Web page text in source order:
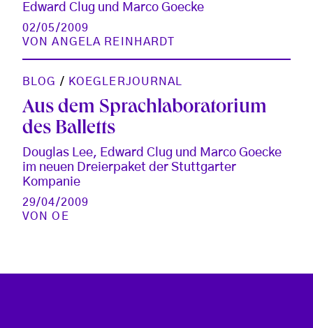
Edward Clug und Marco Goecke
02/05/2009
VONANGELA REINHARDT
BLOG / KOEGLERJOURNAL
Aus dem Sprachlaboratorium
des Balletts
Douglas Lee, Edward Clug und Marco Goecke
im neuen Dreierpaket der Stuttgarter
Kompanie
29/04/2009
VONOE